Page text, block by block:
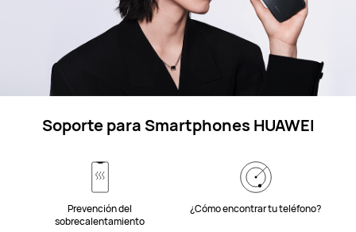
Soporte para Smartphones HUAWEI
Prevención del
sobrecalentamiento
¿Cómo encontrar tu teléfono?